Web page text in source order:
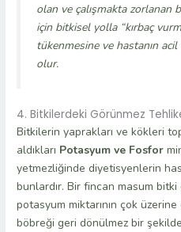
olan ve çalışmakta zorlanan
için bitkisel yolla “kırbaç
tükenmesine ve hastanın
olur.
4. Bitkilerdeki Görünmez
Bitkilerin yaprakları ve kökleri
aldıkları Potasyum ve Fosfor
yetmezliğinde diyetisyenlerin
bunlardır. Bir fincan masum bitki
potasyum miktarının çok
böbreği geri dönülmez bir